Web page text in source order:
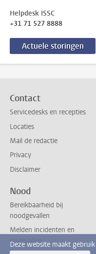
Helpdesk ISSC
+31 71 527 8888
Actuele storingen
Contact
Servicedesks en recepties
Locaties
Mail de redactie
Privacy
Disclaimer
Nood
Bereikbaarheid bij
noodgevallen
Melden incidenten en
ongevallen
Deze website maakt